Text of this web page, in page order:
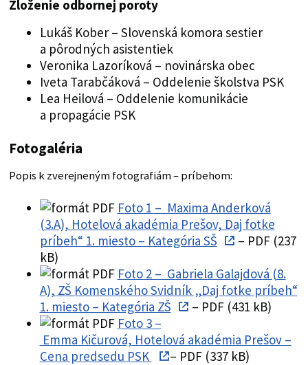
Zloženie odbornej poroty
Lukáš Kober – Slovenská komora sestier
a pôrodných asistentiek
Veronika Lazoríková – novinárska obec
Iveta Tarabčáková – Oddelenie školstva PSK
Lea Heilová – Oddelenie komunikácie
a propagácie PSK
Fotogaléria
Popis k zverejneným fotografiám – príbehom:
Foto 1 – Maxima Anderková
(3.A), Hotelová akadémia Prešov, Daj fotke
príbeh“ 1. miesto – Kategória SŠ
– PDF (237
kB)
Foto 2 – Gabriela Galajdová (8.
A), ZŠ Komenského Svidník „Daj fotke príbeh“
1. miesto – Kategória ZŠ
– PDF (431 kB)
Foto 3 –
Emma Kičurová, Hotelová akadémia Prešov –
Cena predsedu PSK
– PDF (337 kB)